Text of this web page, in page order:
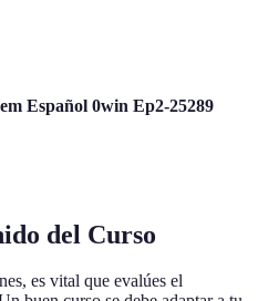
Español 0win Ep2-25289
del Curso
es vital que evalúes el